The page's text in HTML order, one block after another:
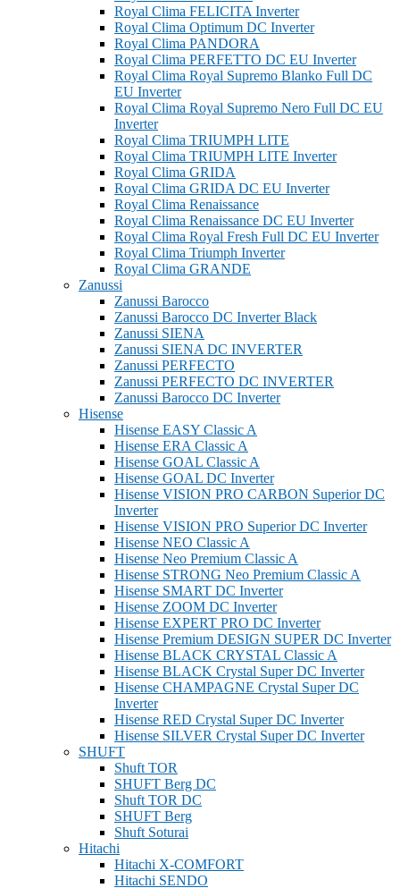
Royal Clima FELICITA Inverter
Royal Clima Optimum DC Inverter
Royal Clima PANDORA
Royal Clima PERFETTO DC EU Inverter
Royal Clima Royal Supremo Blanko Full DC
EU Inverter
Royal Clima Royal Supremo Nero Full DC EU
Inverter
Royal Clima TRIUMPH LITE
Royal Clima TRIUMPH LITE Inverter
Royal Clima GRIDA
Royal Clima GRIDA DC EU Inverter
Royal Clima Renaissance
Royal Clima Renaissance DC EU Inverter
Royal Clima Royal Fresh Full DC EU Inverter
Royal Clima Triumph Inverter
Royal Clima GRANDE
Zanussi
Zanussi Barocco
Zanussi Barocco DC Inverter Black
Zanussi SIENA
Zanussi SIENA DC INVERTER
Zanussi PERFECTO
Zanussi PERFECTO DC INVERTER
Zanussi Barocco DC Inverter
Hisense
Hisense EASY Classic A
Hisense ERA Classic A
Hisense GOAL Classic A
Hisense GOAL DC Inverter
Hisense VISION PRO CARBON Superior DC
Inverter
Hisense VISION PRO Superior DC Inverter
Hisense NEO Classic A
Hisense Neo Premium Classic A
Hisense STRONG Neo Premium Classic A
Hisense SMART DC Inverter
Hisense ZOOM DC Inverter
Hisense EXPERT PRO DC Inverter
Hisense Premium DESIGN SUPER DC Inverter
Hisense BLACK CRYSTAL Classic A
Hisense BLACK Crystal Super DC Inverter
Hisense CHAMPAGNE Crystal Super DC
Inverter
Hisense RED Crystal Super DC Inverter
Hisense SILVER Crystal Super DC Inverter
SHUFT
Shuft TOR
SHUFT Berg DC
Shuft TOR DC
SHUFT Berg
Shuft Soturai
Hitachi
Hitachi X-COMFORT
Hitachi SENDO